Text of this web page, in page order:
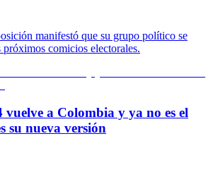
manifestó que su grupo político se
próximos comicios electorales.
vuelve a Colombia y ya no es el
su nueva versión